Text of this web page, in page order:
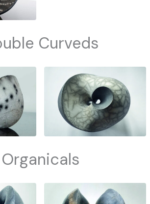
Curveds
Organicals